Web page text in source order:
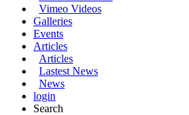
Vimeo Videos
Galleries
Events
Articles
Articles
Lastest News
News
login
Search